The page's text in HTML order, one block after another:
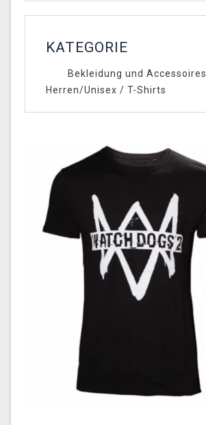
KATEGORIE
Bekleidung und Accessoires
Herren/Unisex / T-Shirts